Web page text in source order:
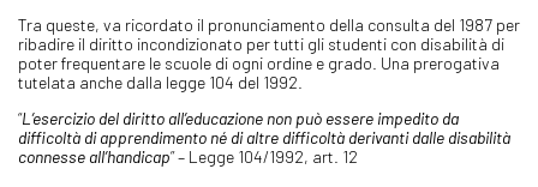
Tra queste, va ricordato il pronunciamento della consulta del 1987 per
ribadire il diritto incondizionato per tutti gli studenti con disabilità di
poter frequentare le scuole di ogni ordine e grado. Una prerogativa
tutelata anche dalla legge 104 del 1992.
“L’esercizio del diritto all’educazione non può essere impedito da
difficoltà di apprendimento né di altre difficoltà derivanti dalle disabilità
connesse all’handicap” – Legge 104/1992, art. 12